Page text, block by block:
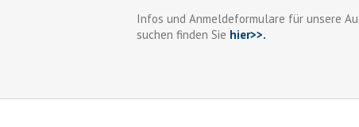
Infos und Anmeldeformulare für unsere
suchen finden Sie hier>>.